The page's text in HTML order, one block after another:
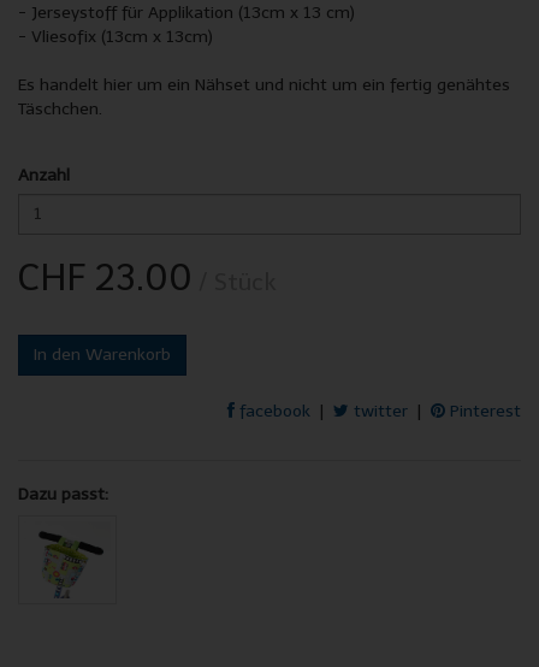
- Jerseystoff für Applikation (13cm x 13 cm)
- Vliesofix (13cm x 13cm)
Es handelt hier um ein Nähset und nicht um ein fertig genähtes
Täschchen.
Anzahl
CHF 23.00
In den Warenkorb
facebook | twitter | Pinterest
Dazu passt: